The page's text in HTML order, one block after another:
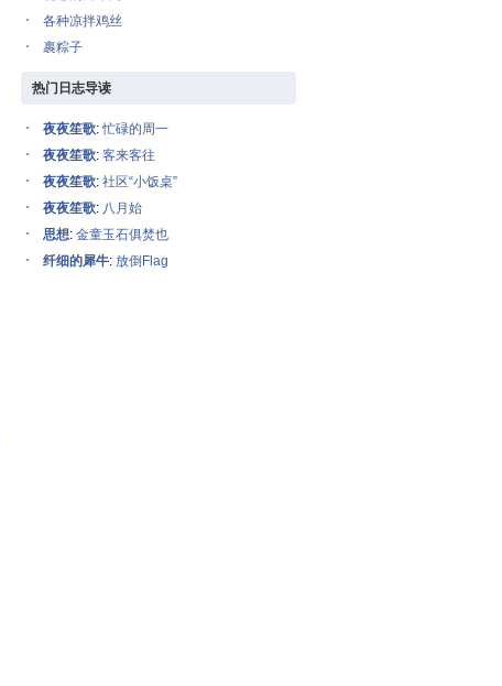
各种凉拌鸡丝
裹粽子
热门日志导读
夜夜笙歌:忙碌的周一
夜夜笙歌: 客来客往
夜夜笙歌: 社区“小饭桌”
夜夜笙歌: 八月始
思想: 金童玉石俱焚也
纤细的犀牛: 放倒Flag